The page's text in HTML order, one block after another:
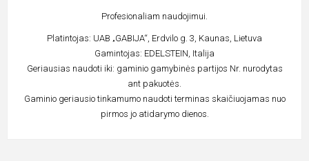
Profesionaliam naudojimui.
Platintojas: UAB „GABIJA“, Erdvilo g. 3, Kaunas, Lietuva
Gamintojas: EDELSTEIN, Italija
Geriausias naudoti iki: gaminio gamybinės partijos Nr. nurodytas
ant pakuotės.
Gaminio geriausio tinkamumo naudoti terminas skaičiuojamas nuo
pirmos jo atidarymo dienos.